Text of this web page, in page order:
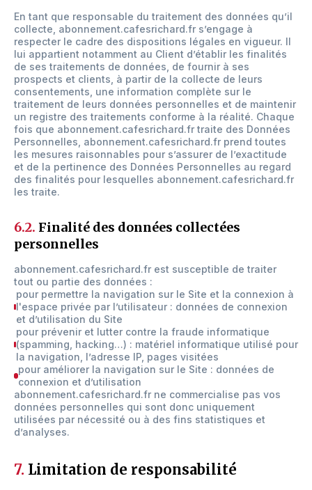
En tant que responsable du traitement des données qu’il
collecte, abonnement.cafesrichard.fr s’engage à
respecter le cadre des dispositions légales en vigueur. Il
lui appartient notamment au Client d’établir les finalités
de ses traitements de données, de fournir à ses
prospects et clients, à partir de la collecte de leurs
consentements, une information complète sur le
traitement de leurs données personnelles et de maintenir
un registre des traitements conforme à la réalité. Chaque
fois que abonnement.cafesrichard.fr traite des Données
Personnelles, abonnement.cafesrichard.fr prend toutes
les mesures raisonnables pour s’assurer de l’exactitude
et de la pertinence des Données Personnelles au regard
des finalités pour lesquelles abonnement.cafesrichard.fr
les traite.
6.2. Finalité des données collectées
personnelles
abonnement.cafesrichard.fr est susceptible de traiter
tout ou partie des données :
pour permettre la navigation sur le Site et la connexion à
l'espace privée par l’utilisateur : données de connexion
et d’utilisation du Site
pour prévenir et lutter contre la fraude informatique
(spamming, hacking…) : matériel informatique utilisé pour
la navigation, l’adresse IP, pages visitées
pour améliorer la navigation sur le Site : données de
connexion et d’utilisation
abonnement.cafesrichard.fr ne commercialise pas vos
données personnelles qui sont donc uniquement
utilisées par nécessité ou à des fins statistiques et
d’analyses.
7. Limitation de responsabilité